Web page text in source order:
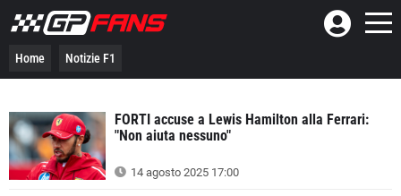
Home Notizie F1
FORTI accuse a Lewis Hamilton alla Ferrari:
"Non aiuta nessuno"
14 agosto 2025 17:00